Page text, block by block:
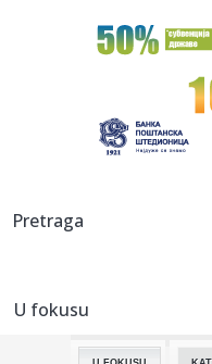
09:16:Ekipe JKP
mreži ...
Crveni meteo
09:12:Lids srušio
Usled...
09:09:
Pretraga
U fokusu